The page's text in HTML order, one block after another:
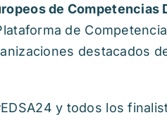
de Competencias
de
destacados
y todos los